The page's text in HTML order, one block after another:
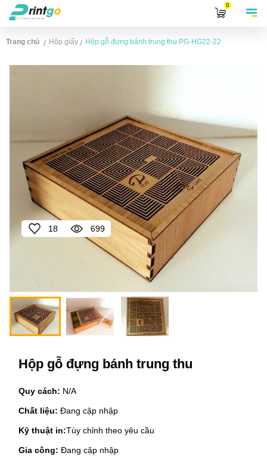
0
Trang chủ / Hộp giấy / Hộp gỗ đựng bánh trung thu PG-HG22-22
18 699
Hộp gỗ đựng bánh trung thu
Quy cách: N/A
Chất liệu: Đang cập nhập
Kỹ thuật in:Tùy chỉnh theo yêu cầu
Gia công: Đang cập nhập